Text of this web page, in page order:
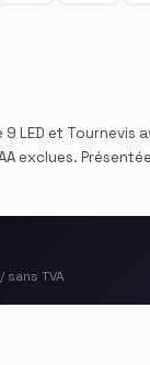
LED et Tournevis
exclues.
TVA